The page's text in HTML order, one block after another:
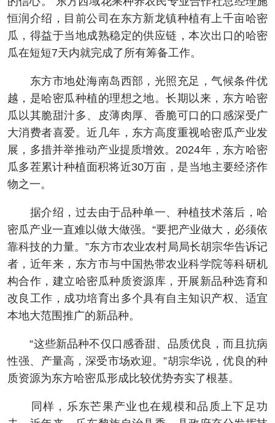
恒润介绍，目前公司在东方新龙镇种植有上千亩哈密
瓜，得益于当地成熟稳定的供应链，本次出口的哈密
瓜在短短7天内就完成了所有筹备工作。
东方市地处海南岛西部，光照充足，气候条件优
越，是哈密瓜种植的理想之地。长期以来，东方哈密
瓜以其脆甜汁多、皮薄肉厚、香脆可口的口感深受广
大消费者喜爱。近几年，东方高度重视哈密瓜产业发
展，多措并举推动产业提质增效。2024年，东方哈密
瓜多茬累计种植面积将近30万亩，是当地主要经济作
物之一。
据介绍，过去由于品种单一、种植技术落后，哈
密瓜产业一直难以做大做强。“要把产业做大，必须依
靠科技的力量。”东方市农业农村局局长胡宗华告诉记
者，近年来，东方市与中国热带农业科学院等科研机
构合作，建立哈密瓜种质资源库，开展新品种选育和
改良工作，成功培育出多个具有自主知识产权、适宜
本地大范围推广的新品种。
“这些新品种不仅口感香甜、品质优良，而且抗病
性强、产量高，深受市场欢迎。”胡宗华说，优良的种
质资源为东方哈密瓜形成比较优势夯实了根基。
同样，乐东芒果产业也在规模和品质上下足功